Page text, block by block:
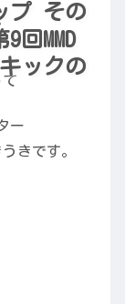
プ その
MMD
ックの
ー
きです。